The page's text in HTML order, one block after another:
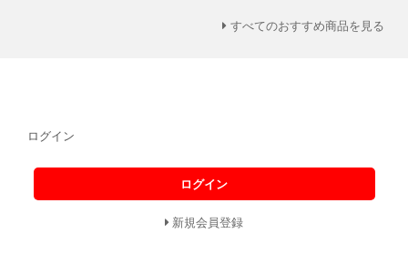
すべてのおすすめ商品を見る
ログイン
ログイン
新規会員登録